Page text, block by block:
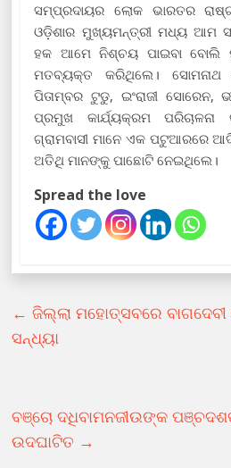
ସମ୍ପ୍ରଦାୟର ଲୋକ ଭାରତର
ଓଡ଼ିଶାର ମୁଖ୍ୟମନ୍ତ୍ରୀ ମଧ୍ୟ ଆମ
ହକ ଆମେ ନିଶ୍ଚୟ ପାଇବା ବୋଲି
ମତବ୍ୟକ୍ତ କରିଥିଲେ। ସୋମନାଥ
ପିତାମ୍ବର ଟୁଡୁ, ଇଂରାଜୀ ସୋରେନ,
ପ୍ରମୁଖ କାର୍ଯ୍ୟକ୍ରମ ପରିଚାଳନା
ଗ୍ରାମବାସୀ ମାନେ ଏକ ପଟୁଆରରେ
ଅତିଥି ମାନଙ୍କୁ ପାଛୋଟି ନେଇଥିଲେ।
Spread the love
← ଜିଲ୍ଲା ମହୋତ୍ସବରେ
ସନ୍ଧ୍ୟା
ବଞ୍ଚୋ ଦଧିବାମନଜୀଉଙ୍କ
ଉଦଘାଟିତ →